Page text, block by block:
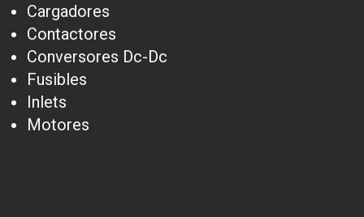
Cargadores
Contactores
Conversores Dc-Dc
Fusibles
Inlets
Motores